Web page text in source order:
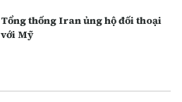
Tổng thống Iran ủng hộ đối thoại
với Mỹ